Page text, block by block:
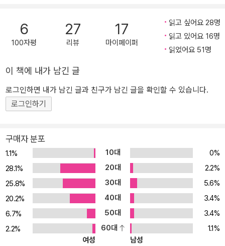
는 용광로였다. 재료들이 불타고 녹으면서 피워 내는 빛과 열이 이 작
품의 진정한 형태였다. 리스펙토르를 번역하면서 ‘빛에 피폭’되었다고
말한 배수아 작가의 후기는 이 작가만의 특별한 매력을 정확히 표현
한 것이다. 실제로 『야생의 심장 가까이』의 논리적 도약과 시적 묘사,
고 과감하다. 작품 속 사고의 궤적은 의식의 흐름을 극한까지 끌어올
린 작품들만큼 위태로운 커브를 그리고, 리스펙토르의 비유는 우리가
가득한 꿈 또는 무의식 속으로 위험하리만치 빠르게 빠져드는 듯하
다. 특히 다른 작품에 비해 유독 이미지를 통한 비유를 많이 사용한
『야생의 심장 가까이』는 리스펙토르가 남긴 가장 감각적인 작업이라
할 수 있다. 리스펙토르의 시작이자 모든 것 한편, 『야생의 심장 가까
이』는 리스펙토르의 작법과 세계관을 조망할 수 있는 작품이기도 하
다. 이후의 작품들이 틔우게 될 씨앗이 모두 담겨 있기 때문이다. 이
작품 속에는 리스펙토르 특유의 전개 방식, 즉 안온함 속에서도 불안
의 징후를 찾아내는 천부적인 감각과 그 불안 속에서 홀연히 시작되
는 철학적 독백, 또 그렇게 달라진 인식 속에서 새로운 모습으로 피어
6
100자평
27
리뷰
17
마이페이퍼
읽고 싶어요 28명
읽고 있어요 16명
읽었어요 51명
이 책에 내가 남긴 글
로그인하면 내가 남긴 글과 친구가 남긴 글을 확인할 수 있습니다.
로그인하기
구매자 분포
1.1% 10대
0%
28.1%
20대
2.2%
25.8%
30대
5.6%
20.2%
40대
3.4%
6.7%
50대
3.4%
2.2%
60대
1.1%
여성
남성